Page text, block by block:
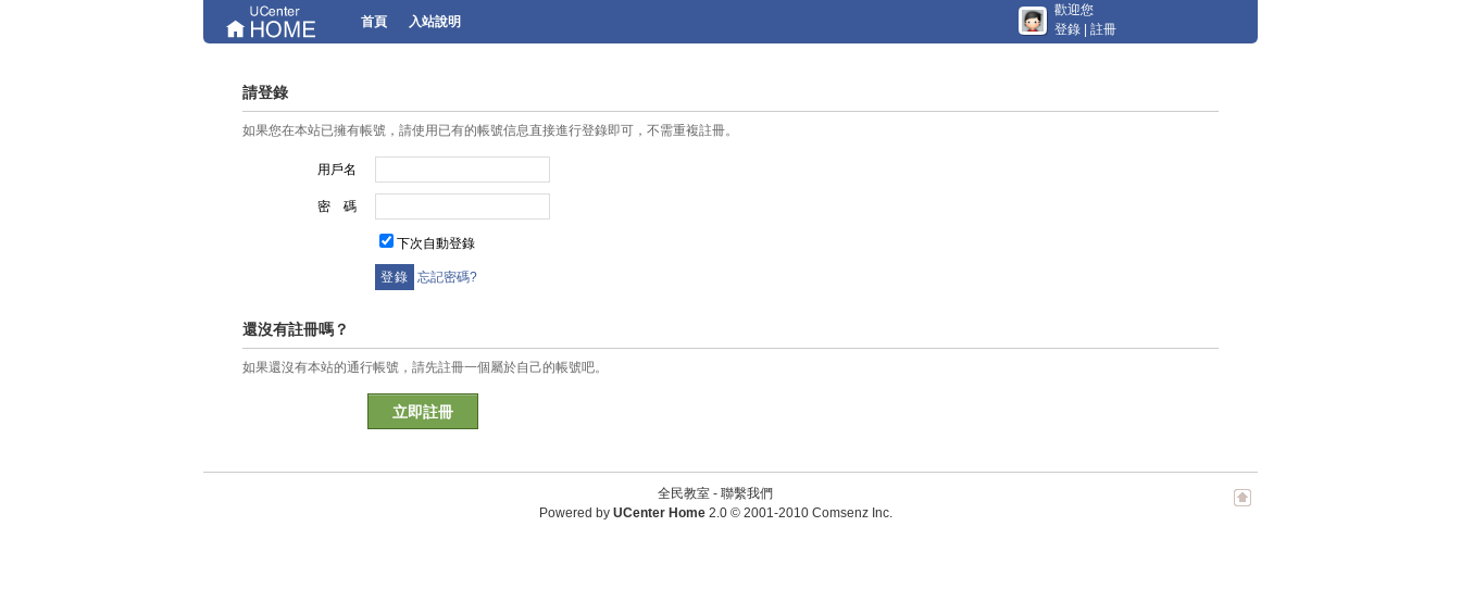
首頁 入站說明
歡迎您
登錄
註冊
請登錄
如果您在本站已擁有帳號，請使用已有的帳號信息直接進行登錄即可，不需重複註冊。
用戶名
密 碼
下次自動登錄
忘記密碼?
還沒有註冊嗎？
如果還沒有本站的通行帳號，請先註冊一個屬於自己的帳號吧。
立即註冊
全民教室 - 聯繫我們
Powered by UCenter Home 2.0© 2001-2010 Comsenz Inc.